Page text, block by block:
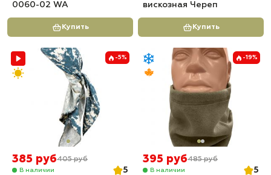
0060-02 WA
Купить
вискозная Череп
Купить
-5%
385 руб405 руб
В наличии
5
-19%
395 руб485 руб
В наличии
5